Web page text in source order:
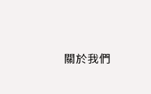
關於我們